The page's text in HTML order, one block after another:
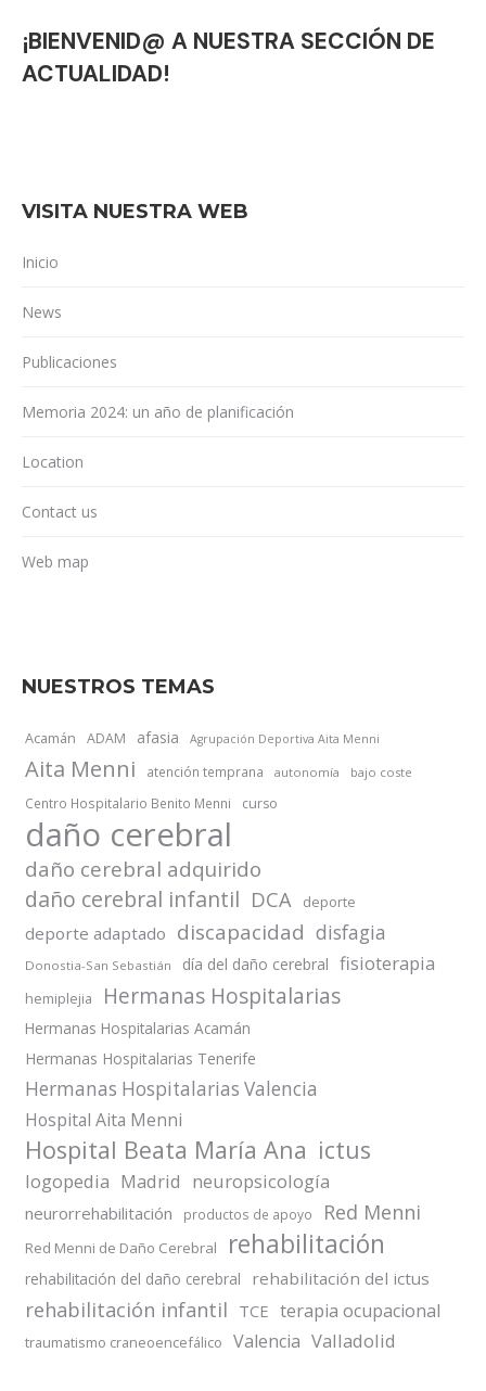
¡BIENVENID@ A NUESTRA SECCIÓN DE
ACTUALIDAD!
VISITA NUESTRA WEB
Inicio
News
Publicaciones
Memoria 2024: un año de planificación
Location
Contact us
Web map
NUESTROS TEMAS
Acamán ADAM afasia Agrupación Deportiva Aita Menni
Aita Menni atención temprana autonomía bajo coste
Centro Hospitalario Benito Menni curso
daño cerebral
daño cerebral adquirido
daño cerebral infantil DCA deporte
deporte adaptado discapacidad disfagia
Donostia-San Sebastián día del daño cerebral fisioterapia
hemiplejia Hermanas Hospitalarias
Hermanas Hospitalarias Acamán
Hermanas Hospitalarias Tenerife
Hermanas Hospitalarias Valencia
Hospital Aita Menni
Hospital Beata María Ana ictus
logopedia Madrid neuropsicología
neurorrehabilitación productos de apoyo Red Menni
Red Menni de Daño Cerebral rehabilitación
rehabilitación del daño cerebral rehabilitación del ictus
rehabilitación infantil TCE terapia ocupacional
traumatismo craneoencefálico Valencia Valladolid